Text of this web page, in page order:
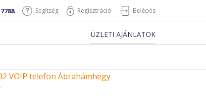
Segítség Regisztráció Belépés
ÜZLETI AJÁNLATOK
VOIP telefon Ábrahámhegy